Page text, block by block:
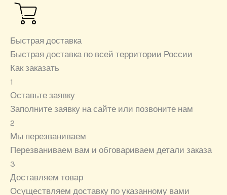
Быстрая доставка
Быстрая доставка по всей территории России
Как заказать
1
Оставьте заявку
Заполните заявку на сайте или позвоните нам
2
Мы перезваниваем
Перезваниваем вам и обговариваем детали заказа
3
Доставляем товар
Осуществляем доставку по указанному вами